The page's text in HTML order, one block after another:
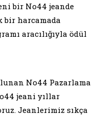
bir No44 jeande
bir harcamada
aracılığıyla ödül
No44 Pazarlama
jeani yıllar
Jeanlerimiz sıkça